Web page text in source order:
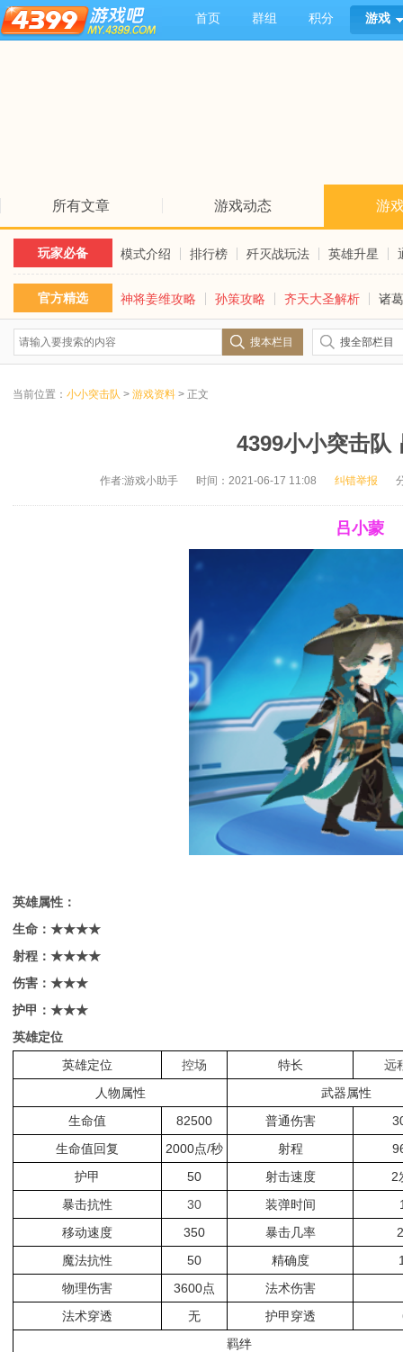
首页 群组 积分 游戏
所有文章 游戏动态 游
玩家必备 模式介绍 排行榜 歼灭战玩法 英雄升星
官方精选 神将姜维攻略 孙策攻略 齐天大圣解析 诸
搜本栏目 搜全部栏目
当前位置： 小小突击队 > 游戏资料 > 正文
4399小小突击队
作者:游戏小助手 时间：2021-06-17 11:08 纠错举报
吕小蒙
英雄属性：
生命：★★★★
射程：★★★★
伤害：★★★
护甲：★★★
英雄定位
英雄定位
控场 特长
远
人物属性
武器属性
生命值
82500 普通伤害
生命值回复
2000点/秒 射程
护甲
50 射击速度
2
暴击抗性
30 装弹时间
移动速度
350 暴击几率
魔法抗性
50 精确度
物理伤害
3600点
法术伤害
法术穿透
无 护甲穿透
羁绊